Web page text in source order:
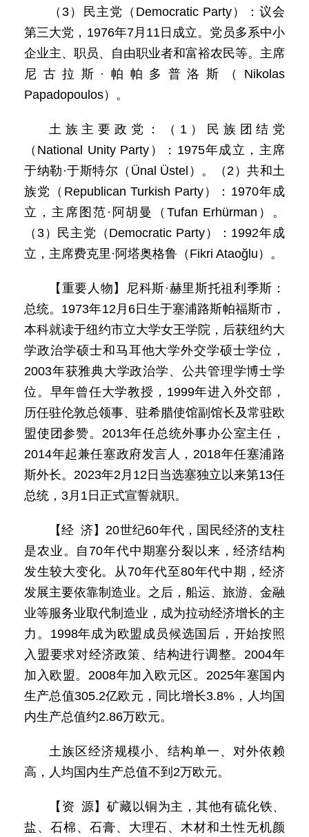
（3）民主党（Democratic Party）：议会
第三大党，1976年7月11日成立。党员多系中小
企业主、职员、自由职业者和富裕农民等。主席
尼古拉斯·帕帕多普洛斯（Nikolas
Papadopoulos）。
土族主要政党：（1）民族团结党
（National Unity Party）：1975年成立，主席
于纳勒·于斯特尔（Ünal Üstel）。（2）共和土
族党（Republican Turkish Party）：1970年成
立，主席图范·阿胡曼（Tufan Erhürman）。
（3）民主党（Democratic Party）：1992年成
立，主席费克里·阿塔奥格鲁（Fikri Ataoğlu）。
【重要人物】尼科斯·赫里斯托祖利季斯：
总统。1973年12月6日生于塞浦路斯帕福斯市，
本科就读于纽约市立大学女王学院，后获纽约大
学政治学硕士和马耳他大学外交学硕士学位，
2003年获雅典大学政治学、公共管理学博士学
位。早年曾任大学教授，1999年进入外交部，
历任驻伦敦总领事、驻希腊使馆副馆长及常驻欧
盟使团参赞。2013年任总统外事办公室主任，
2014年起兼任塞政府发言人，2018年任塞浦路
斯外长。2023年2月12日当选塞独立以来第13任
总统，3月1日正式宣誓就职。
【经 济】20世纪60年代，国民经济的支柱
是农业。自70年代中期塞分裂以来，经济结构
发生较大变化。从70年代至80年代中期，经济
发展主要依靠制造业。之后，船运、旅游、金融
业等服务业取代制造业，成为拉动经济增长的主
力。1998年成为欧盟成员候选国后，开始按照
入盟要求对经济政策、结构进行调整。2004年
加入欧盟。2008年加入欧元区。2025年塞国内
生产总值305.2亿欧元，同比增长3.8%，人均国
内生产总值约2.86万欧元。
土族区经济规模小、结构单一、对外依赖
高，人均国内生产总值不到2万欧元。
【资 源】矿藏以铜为主，其他有硫化铁、
盐、石棉、石膏、大理石、木材和土性无机颜